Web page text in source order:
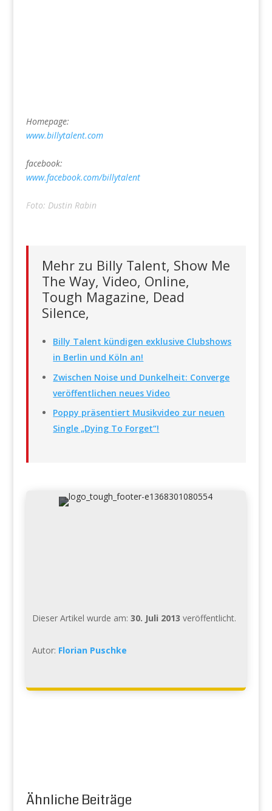
Homepage:
www.billytalent.com
facebook:
www.facebook.com/billytalent
Foto: Dustin Rabin
Mehr zu Billy Talent, Show Me
The Way, Video, Online,
Tough Magazine, Dead
Silence,
Billy Talent kündigen exklusive Clubshows
in Berlin und Köln an!
Zwischen Noise und Dunkelheit: Converge
veröffentlichen neues Video
Poppy präsentiert Musikvideo zur neuen
Single „Dying To Forget“!
Dieser Artikel wurde am: 30. Juli 2013 veröffentlicht.
Autor: Florian Puschke
Ähnliche Beiträge